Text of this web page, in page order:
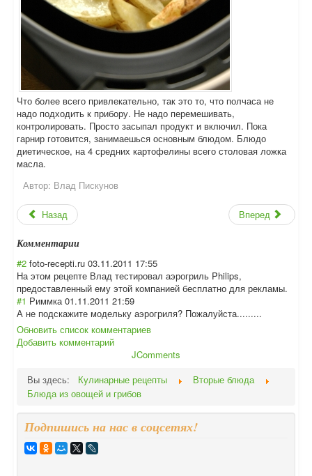
Что более всего привлекательно, так это то, что полчаса не
надо подходить к прибору. Не надо перемешивать,
контролировать. Просто засыпал продукт и включил. Пока
гарнир готовится, занимаешься основным блюдом. Блюдо
диетическое, на 4 средних картофелины всего столовая ложка
масла.
Автор: Влад Пискунов
Назад Вперед
Комментарии
#2 foto-recepti.ru 03.11.2011 17:55
На этом рецепте Влад тестировал аэрогриль Philips,
предоставленный ему этой компанией бесплатно для рекламы.
#1 Риммка 01.11.2011 21:59
А не подскажите модельку аэрогриля? Пожалуйста.........
Обновить список комментариев
Добавить комментарий
JComments
Вы здесь:
Кулинарные рецепты
Вторые блюда
Блюда из овощей и грибов
Подпишись на нас в соцсетях!